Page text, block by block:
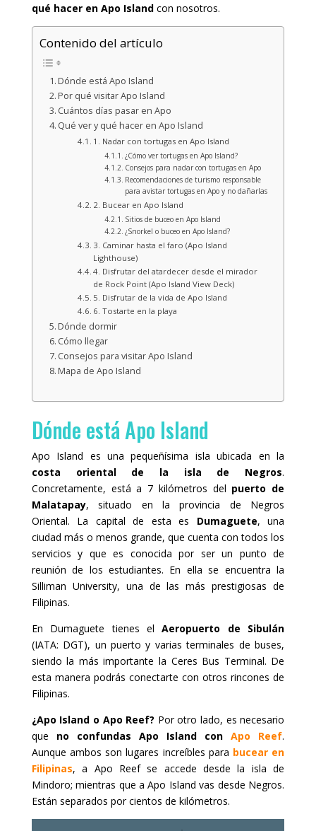
qué hacer en Apo Islandcon nosotros.
Contenido del artículo
Dónde está Apo Island
Por qué visitar Apo Island
Cuántos días pasar en Apo
Qué ver y qué hacer en Apo Island
1. Nadar con tortugas en Apo Island
¿Cómo ver tortugas en Apo Island?
Consejos para nadar con tortugas en Apo
Recomendaciones de turismo responsable
para avistar tortugas en Apo y no dañarlas
2. Bucear en Apo Island
Sitios de buceo en Apo Island
¿Snorkel o buceo en Apo Island?
3. Caminar hasta el faro (Apo Island
Lighthouse)
4. Disfrutar del atardecer desde el mirador
de Rock Point (Apo Island View Deck)
5. Disfrutar de la vida de Apo Island
6. Tostarte en la playa
Dónde dormir
Cómo llegar
Consejos para visitar Apo Island
Mapa de Apo Island
Dónde está Apo Island
Apo Island es una pequeñísima isla ubicada en la
costa oriental de la isla de Negros.
Concretamente, está a 7 kilómetros del puerto de
Malatapay, situado en la provincia de Negros
Oriental. La capital de esta es Dumaguete, una
ciudad más o menos grande, que cuenta con todos los
servicios y que es conocida por ser un punto de
reunión de los estudiantes. En ella se encuentra la
Silliman University, una de las más prestigiosas de
Filipinas.
En Dumaguete tienes elAeropuerto de Sibulán
(IATA: DGT), un puerto y varias terminales de buses,
siendo la más importante la Ceres Bus Terminal. De
esta manera podrás conectarte con otros rincones de
Filipinas.
¿Apo Island o Apo Reef? Por otro lado, es necesario
que no confundas Apo Island conApo Reef.
Aunque ambos son lugares increíbles para bucear en
Filipinas, a Apo Reef se accede desde la isla de
Mindoro; mientras que a Apo Island vas desde Negros.
Están separados por cientos de kilómetros.